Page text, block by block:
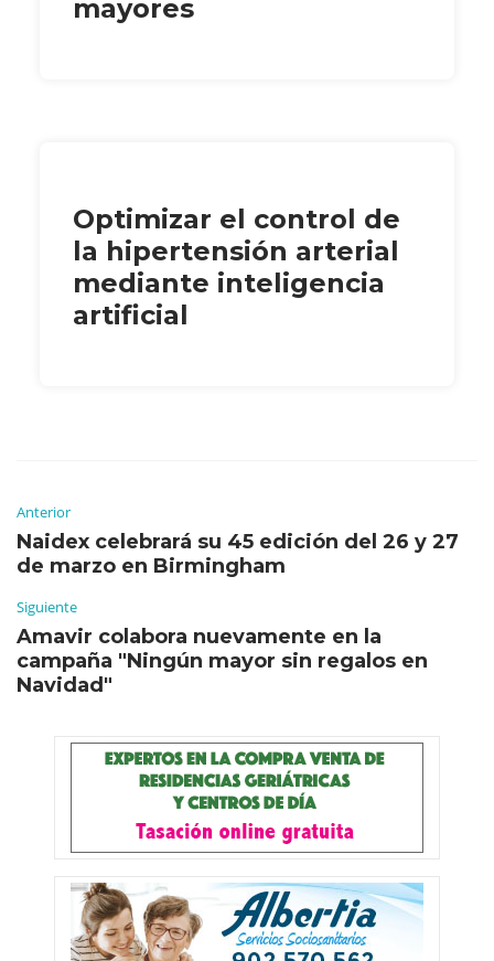
mayores
Optimizar el control de
la hipertensión arterial
mediante inteligencia
artificial
Anterior
Naidex celebrará su 45 edición del 26 y 27
de marzo en Birmingham
Siguiente
Amavir colabora nuevamente en la
campaña "Ningún mayor sin regalos en
Navidad"